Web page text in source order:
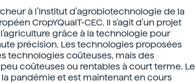
à l’Institut d’agrobiotechnologie de la
CropYQualT-CEC. Il s'agit d'un projet
grâce à la technologie pour
précision. Les technologies proposées
technologies coûteuses, mais des
coûteuses ou rentables à court terme. Le
pandémie et est maintenant en cours